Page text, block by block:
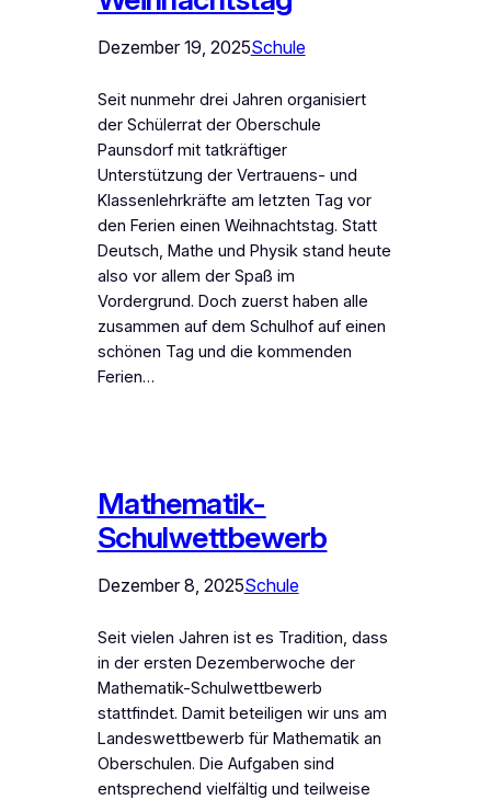
Dezember 19, 2025Schule
Seit nunmehr drei Jahren organisiert
der Schülerrat der Oberschule
Paunsdorf mit tatkräftiger
Unterstützung der Vertrauens- und
Klassenlehrkräfte am letzten Tag vor
den Ferien einen Weihnachtstag. Statt
Deutsch, Mathe und Physik stand heute
also vor allem der Spaß im
Vordergrund. Doch zuerst haben alle
zusammen auf dem Schulhof auf einen
schönen Tag und die kommenden
Ferien…
Mathematik-
Schulwettbewerb
Dezember 8, 2025Schule
Seit vielen Jahren ist es Tradition, dass
in der ersten Dezemberwoche der
Mathematik-Schulwettbewerb
stattfindet. Damit beteiligen wir uns am
Landeswettbewerb für Mathematik an
Oberschulen. Die Aufgaben sind
entsprechend vielfältig und teilweise